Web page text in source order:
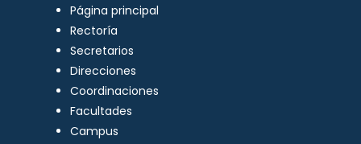
Página principal
Rectoría
Secretarios
Direcciones
Coordinaciones
Facultades
Campus